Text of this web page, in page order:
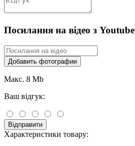
Посилання на відео з Youtube
Добавить фотографии
Макс. 8 Mb
Ваш відгук:
Відправити
Характеристики товару: